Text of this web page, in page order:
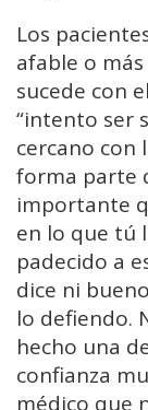
Los
afable o
sucede con
“intento ser
cercano con
forma parte
importante
en lo que tú
padecido a
dice ni
lo defiendo.
hecho una
confianza
médico que